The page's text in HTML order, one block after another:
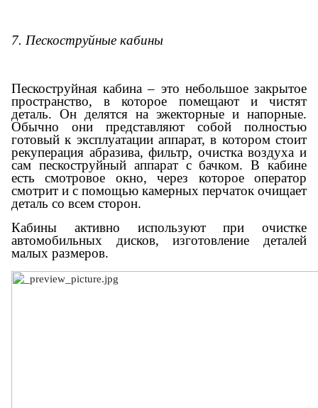
7. Пескоструйные кабины
Пескоструйная кабина – это небольшое закрытое
пространство, в которое помещают и чистят
деталь. Он делятся на эжекторные и напорные.
Обычно они представляют собой полностью
готовый к эксплуатации аппарат, в котором стоит
рекуперация абразива, фильтр, очистка воздуха и
сам пескоструйный аппарат с бачком. В кабине
есть смотровое окно, через которое оператор
смотрит и с помощью камерных перчаток очищает
деталь со всем сторон.
Кабины активно используют при очистке
автомобильных дисков, изготовление деталей
малых размеров.